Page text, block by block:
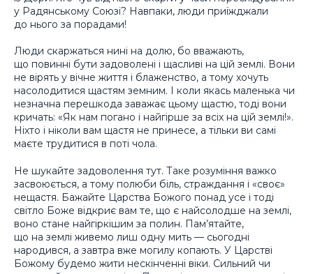
у Радянському Союзі? Навпаки, люди приїжджали
до нього за порадами!
Люди скаржаться нині на долю, бо вважають,
що повинні бути задоволені і щасливі на цій землі. Вони
не вірять у вічне життя і блаженство, а тому хочуть
насолодитися щастям земним. І коли якась маленька чи
незначна перешкода заважає цьому щастю, тоді вони
кричать: «Як нам погано і найгірше за всіх на цій землі!».
Ніхто і ніколи вам щастя не принесе, а тільки ви самі
маєте трудитися в поті чола.
Не шукайте задоволення тут. Таке розуміння важко
засвоюється, а тому полюби біль, страждання і «своє»
нещастя. Бажайте Царства Божого понад усе і тоді
світло Боже відкриє вам те, що є найсолодше на землі,
воно стане найгіркішим за полин. Пам’ятайте,
що на землі живемо лиш одну мить — сьогодні
народився, а завтра вже могилу копають. У Царстві
Божому будемо жити нескінченні віки. Сильний чи